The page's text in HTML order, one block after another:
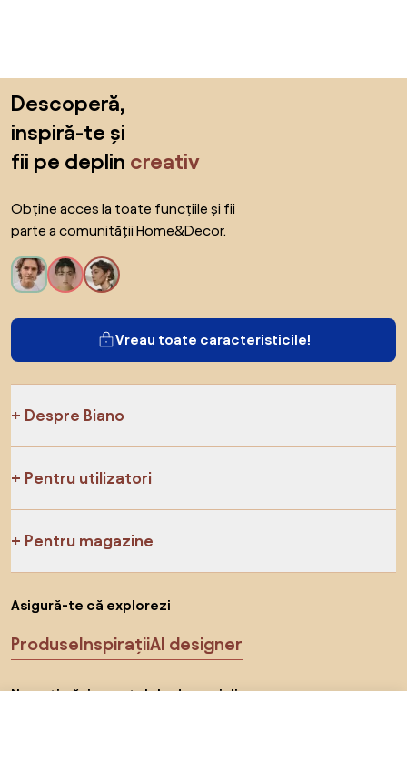
Descoperă,
inspiră-te și
fii pe deplin creativ
Obține acces la toate funcțiile și fii
parte a comunității Home&Decor.
Vreau toate caracteristicile!
Despre Biano
Pentru utilizatori
Pentru magazine
Asigură-te că explorezi
ProduseInspirațiiAI designer
Ne poți găsi pe rețelele de socializare